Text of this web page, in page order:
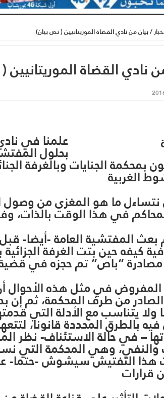
/بيان من نادي القضاة الموريتانيين ( نص بيان)
نادي القضاة
علمنا في
بحلول
بمحكمة الجنايات وبالغرفة
الغربية
نتساءل ما هو المغزى من وصول
في هذا الوقت بالذات،
بعث المفتشية العامة -أيضا-
كيفه حين بتت الغرفة
“باص” تم حجزه في
في مثل هذه الأحوال أن
من طرف المحكمة، ثم إن
ولا يتناسب مع الأدلة التي
بالطرق المحددة قانونا،
– في حالة الاستئناف- نظر
والنفي، وهي المحكمة التي
هذا التفتيش سيشوش -حتما-
قرارات